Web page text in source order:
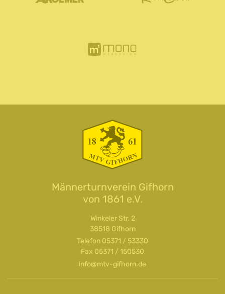
Männerturnverein Gifhorn
von 1861 e.V.
Winkeler Str. 2
38518 Gifhorn
Telefon 05371 / 53330
Fax 05371 / 150530
info@mtv-gifhorn.de